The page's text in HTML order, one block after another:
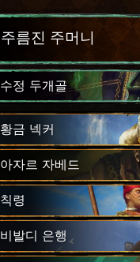
주름진 주머니
수정 두개골
황금 넥커
아자르 자베드
칙령
비발디 은행